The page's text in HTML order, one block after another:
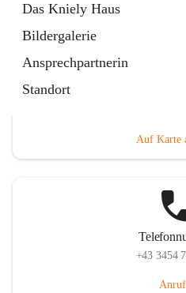
Das Kniely Haus
Bildergalerie
Ansprechpartnerin
StandortArnfelser Straße 10, 8463
Auf Karte
+43 3454